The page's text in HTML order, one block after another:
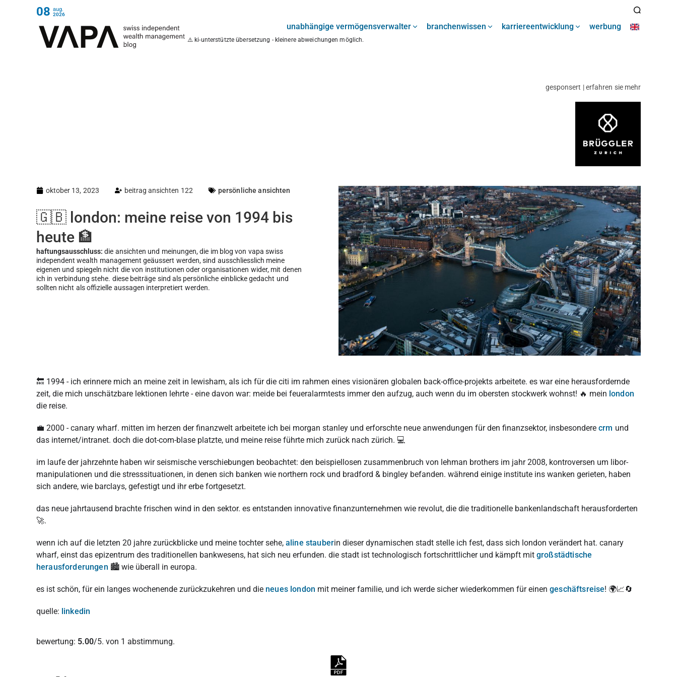
08 aug.
2026
unabhängige vermögensverwalter branchenwissen karriereentwicklung werbung
⚠️ ki-unterstützte übersetzung - kleinere abweichungen möglich.
gesponsert | erfahren sie mehr
oktober 13, 2023 beitrag ansichten 122 persönliche ansichten
🇬🇧 london: meine reise von 1994 bis
heute 🏦
haftungsausschluss: die ansichten und meinungen, die im blog von vapa swiss
independent wealth management geäussert werden, sind ausschliesslich meine
eigenen und spiegeln nicht die von institutionen oder organisationen wider, mit denen
ich in verbindung stehe. diese beiträge sind als persönliche einblicke gedacht und
sollten nicht als offizielle aussagen interpretiert werden.
🔙 1994 - ich erinnere mich an meine zeit in lewisham, als ich für die citi im rahmen eines visionären globalen back-office-projekts arbeitete. es war eine herausfordernde
zeit, die mich unschätzbare lektionen lehrte - eine davon war: meide bei feueralarmtests immer den aufzug, auch wenn du im obersten stockwerk wohnst! 🔥 mein london
die reise.
💼 2000 - canary wharf. mitten im herzen der finanzwelt arbeitete ich bei morgan stanley und erforschte neue anwendungen für den finanzsektor, insbesondere crm und
das internet/intranet. doch die dot-com-blase platzte, und meine reise führte mich zurück nach zürich. 💻
im laufe der jahrzehnte haben wir seismische verschiebungen beobachtet: den beispiellosen zusammenbruch von lehman brothers im jahr 2008, kontroversen um libor-
manipulationen und die stresssituationen, in denen sich banken wie northern rock und bradford & bingley befanden. während einige institute ins wanken gerieten, haben
sich andere, wie barclays, gefestigt und ihr erbe fortgesetzt.
das neue jahrtausend brachte frischen wind in den sektor. es entstanden innovative finanzunternehmen wie revolut, die die traditionelle bankenlandschaft herausforderten
🚀.
wenn ich auf die letzten 20 jahre zurückblicke und meine tochter sehe, aline stauberin dieser dynamischen stadt stelle ich fest, dass sich london verändert hat. canary
wharf, einst das epizentrum des traditionellen bankwesens, hat sich neu erfunden. die stadt ist technologisch fortschrittlicher und kämpft mit großstädtische
herausforderungen 🏙 wie überall in europa.
es ist schön, für ein langes wochenende zurückzukehren und die neues london mit meiner familie, und ich werde sicher wiederkommen für einengeschäftsreise! 🌍📈🔄
quelle: linkedin
bewertung: 5.00/5. von 1 abstimmung.